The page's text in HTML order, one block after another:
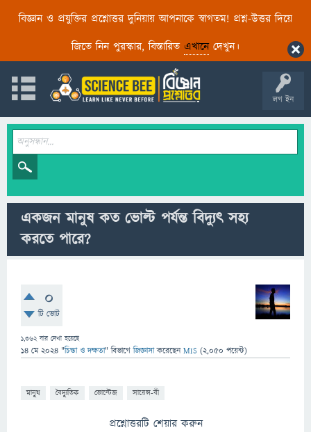
বিজ্ঞান ও প্রযুক্তির প্রশ্নোত্তর দুনিয়ায় আপনাকে স্বাগতম! প্রশ্ন-উত্তর দিয়ে
জিতে নিন পুরস্কার, বিস্তারিত এখানেদেখুন।
লগ ইন
একজন মানুষ কত ভোল্ট পর্যন্ত বিদ্যুৎ সহ্য
করতে পারে?
0
টি ভোট
1,362বার দেখা হয়েছে
14 মে 2024 "চিন্তা ও দক্ষতা" বিভাগে জিজ্ঞাসাকরেছেনMIS (2,050 পয়েন্ট)
মানুষ বৈদ্যুতিক ভোল্টেজ সায়েন্স-বী
প্রশ্নোত্তরটি শেয়ার করুন